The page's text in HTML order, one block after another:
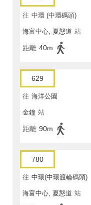
往 中環 (中環碼頭)
海富中心, 夏慤道 站
距離 40m
629
往 海洋公園
金鐘 站
距離 90m
780
往 中環(中環渡輪碼頭)
海富中心, 夏慤道 站